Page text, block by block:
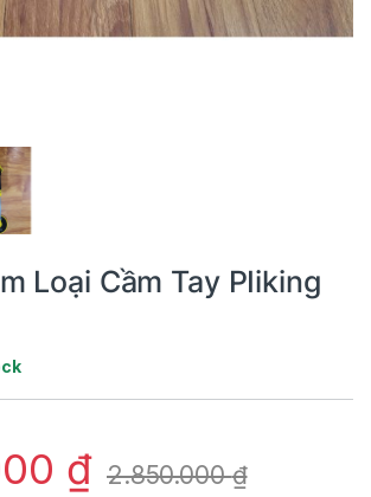
Loại Cầm Tay PIiking
₫ 2.850.000₫